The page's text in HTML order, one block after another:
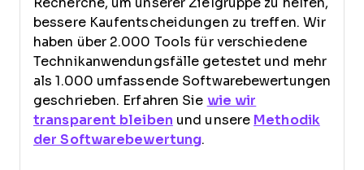
bessere Kaufentscheidungen zu treffen. Wir
haben über 2.000 Tools für verschiedene
Technikanwendungsfälle getestet und mehr
als 1.000 umfassende Softwarebewertungen
geschrieben. Erfahren Sie wie wir
transparent bleiben und unsere Methodik
der Softwarebewertung.